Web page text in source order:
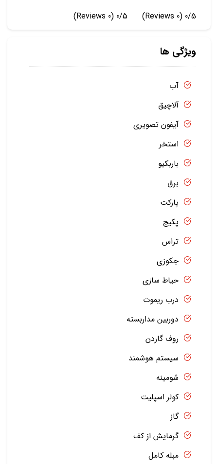
0/5
(0 Reviews)
0/5
(0 Reviews)
ویژگی ها
آب
آلاچیق
آیفون تصویری
استخر
باربکیو
برق
پارکت
پکیج
تراس
جکوزی
حیاط سازی
درب ریموت
دوربین مداربسته
روف گاردن
سیستم هوشمند
شومینه
کولر اسپلیت
گاز
گرمایش از کف
مبله کامل